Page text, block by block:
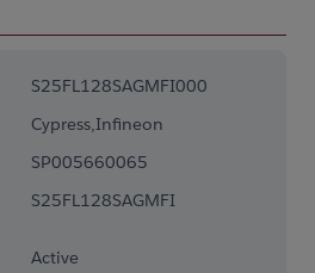
S25FL128SAGMFI000
Cypress,Infineon
SP005660065
S25FL128SAGMFI
Active